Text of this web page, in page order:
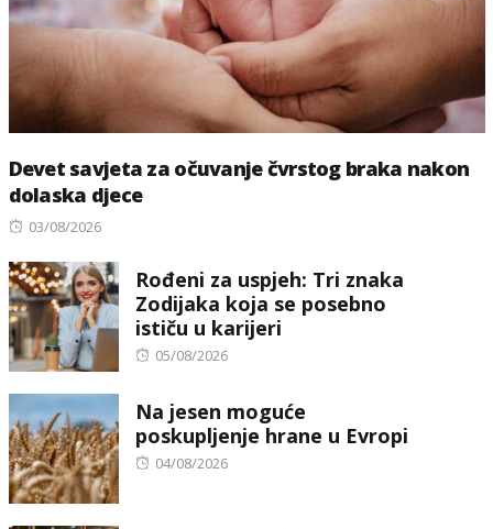
Devet savjeta za očuvanje čvrstog braka nakon
dolaska djece
Posted
03/08/2026
Rođeni za uspjeh: Tri znaka
Zodijaka koja se posebno
ističu u karijeri
Posted
05/08/2026
Na jesen moguće
poskupljenje hrane u Evropi
Posted
04/08/2026